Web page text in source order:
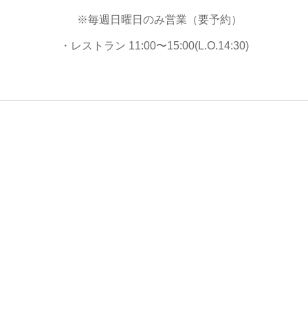
※毎週日曜日のみ営業（要予約）
・レストラン 11:00〜15:00(L.O.14:30)